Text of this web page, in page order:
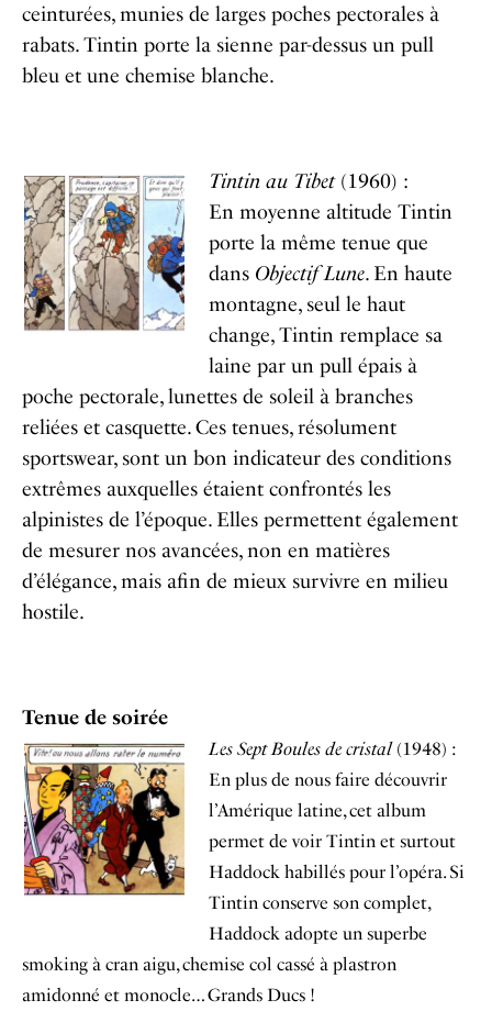
ceinturées, munies de larges poches pectorales à
rabats. Tintin porte la sienne par-dessus un pull
bleu et une chemise blanche.
Tintin au Tibet(1960) :
En moyenne altitude Tintin
porte la même tenue que
dans Objectif Lune. En haute
montagne, seul le haut
change, Tintin remplace sa
laine par un pull épais à
poche pectorale, lunettes de soleil à branches
reliées et casquette. Ces tenues, résolument
sportswear, sont un bon indicateur des conditions
extrêmes auxquelles étaient confrontés les
alpinistes de l’époque. Elles permettent également
de mesurer nos avancées, non en matières
d’élégance, mais afin de mieux survivre en milieu
hostile.
Tenue de soirée
Les Sept Boules de cristal (1948) :
En plus de nous faire découvrir
l’Amérique latine, cet album
permet de voir Tintin et surtout
Haddock habillés pour l’opéra. Si
Tintin conserve son complet,
Haddock adopte un superbe
smoking à cran aigu, chemise col cassé à plastron
amidonné et monocle… Grands Ducs !